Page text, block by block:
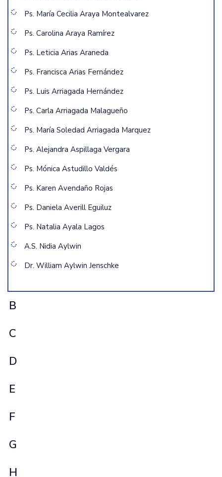
Ps. María Cecilia Araya Montealvarez
Ps. Carolina Araya Ramírez
Ps. Leticia Arias Araneda
Ps. Francisca Arias Fernández
Ps. Luis Arriagada Hernández
Ps. Carla Arriagada Malagueño
Ps. María Soledad Arriagada Marquez
Ps. Alejandra Aspillaga Vergara
Ps. Mónica Astudillo Valdés
Ps. Karen Avendaño Rojas
Ps. Daniela Averill Eguiluz
Ps. Natalia Ayala Lagos
A.S. Nidia Aylwin
Dr. William Aylwin Jenschke
B
C
D
E
F
G
H